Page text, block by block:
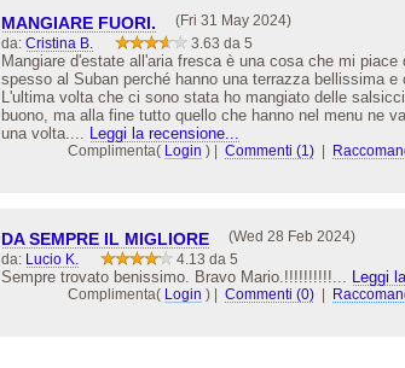
MANGIARE FUORI. (Fri 31 May 2024)
da: Cristina B. 3.63 da 5
Mangiare d'estate all'aria fresca è una cosa che mi
spesso al Suban perché hanno una terrazza bellissima e
L'ultima volta che ci sono stata ho mangiato delle
buono, ma alla fine tutto quello che hanno nel menu ne
una volta....
Leggi la recensione...
Complimenta( Login ) Commenti (1)
DA SEMPRE IL MIGLIORE (Wed 28 Feb 2024)
da: Lucio K. 4.13 da 5
Sempre trovato benissimo. Bravo Mario.!!!!!!!!!!... Leggi
Complimenta( Login ) Commenti (0)